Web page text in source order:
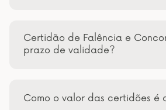
Certidão de Falência e
prazo de validade?
Como o valor das certidões é